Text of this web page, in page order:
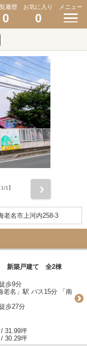
履歴
0
お気に入り
0
メニュー
1/1】
老名市上河内258-3
新築戸建て 全2棟
歩9分
老名」駅 バス15分 「南
歩27分
31.99坪
30.29坪